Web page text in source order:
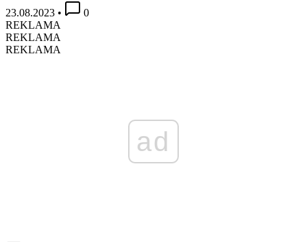
23.08.2023 •
0
REKLAMA
REKLAMA
REKLAMA
ad